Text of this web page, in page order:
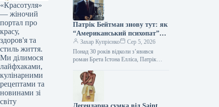
«Красотуля»
— жіночий
портал про
красу,
здоров'я та
стиль життя.
Ми ділимося
лайфхаками,
кулінарними
рецептами та
новинами зі
світу
Патрік Бейтман знову тут: як
“Американський психопат”
продовжує впливати на стиль
Захар Купрієнко
Сер 5, 2026
Понад 30 років відколи з’явився
роман Брета Істона Елліса, Патрік
найдискусійніших фігур у попкультурі.
Його бездоганні…